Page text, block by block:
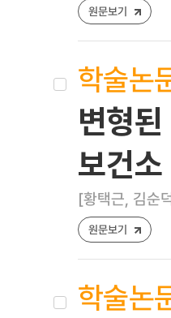
원문보기
학술논
변형
보건
[황택근, 김순
원문보기
학술논